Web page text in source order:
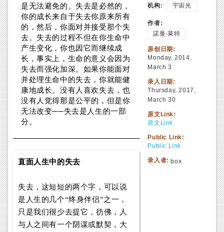
是无法避免的。失去是必然的，
你的成长来自于失去你原来所有
的，然后，你面对并接受那个失
去。失去的过程不但在你生命中
产生变化，你也因它而继续成
长，事实上，生命的意义会因为
失去而强化加深。如果你能面对
并处理生命中的失去，你就能健
康地成长。没有人喜欢失去，也
没有人觉得那是公平的，但是你
无法改变──失去是人生的一部
分。
直面人生中的失去
失去，这短短的两个字，可以说
是人生的几个“终身伴侣”之一，
只是我们很少去提它，彷佛，人
与人之间有一个阴谋或默契，大
机构: 宇宙光
作者:
諾曼‧萊特
原创日期:
Monday, 2014,
March 3
录入日期:
Thursday, 2017,
March 30
原文Link:
原文Link
Public Link:
Public Link
录入者:box